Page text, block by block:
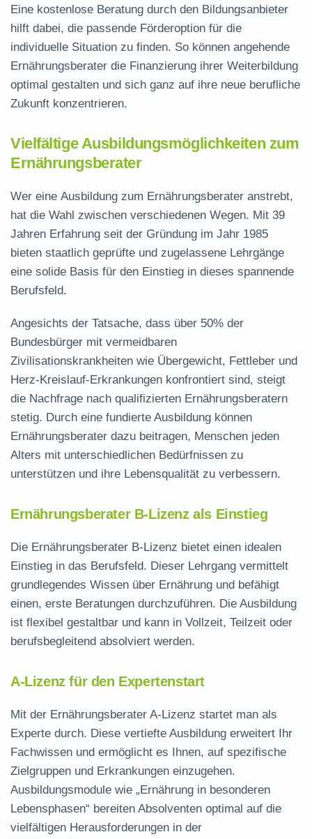
Eine kostenlose Beratung durch den Bildungsanbieter
hilft dabei, die passende Förderoption für die
individuelle Situation zu finden. So können angehende
Ernährungsberater die Finanzierung ihrer Weiterbildung
optimal gestalten und sich ganz auf ihre neue berufliche
Zukunft konzentrieren.
Vielfältige Ausbildungsmöglichkeiten zum
Ernährungsberater
Wer eine Ausbildung zum Ernährungsberater anstrebt,
hat die Wahl zwischen verschiedenen Wegen. Mit 39
Jahren Erfahrung seit der Gründung im Jahr 1985
bieten staatlich geprüfte und zugelassene Lehrgänge
eine solide Basis für den Einstieg in dieses spannende
Berufsfeld.
Angesichts der Tatsache, dass über 50% der
Bundesbürger mit vermeidbaren
Zivilisationskrankheiten wie Übergewicht, Fettleber und
Herz-Kreislauf-Erkrankungen konfrontiert sind, steigt
die Nachfrage nach qualifizierten Ernährungsberatern
stetig. Durch eine fundierte Ausbildung können
Ernährungsberater dazu beitragen, Menschen jeden
Alters mit unterschiedlichen Bedürfnissen zu
unterstützen und ihre Lebensqualität zu verbessern.
Ernährungsberater B-Lizenz als Einstieg
Die Ernährungsberater B-Lizenz bietet einen idealen
Einstieg in das Berufsfeld. Dieser Lehrgang vermittelt
grundlegendes Wissen über Ernährung und befähigt
einen, erste Beratungen durchzuführen. Die Ausbildung
ist flexibel gestaltbar und kann in Vollzeit, Teilzeit oder
berufsbegleitend absolviert werden.
A-Lizenz für den Expertenstart
Mit der Ernährungsberater A-Lizenz startet man als
Experte durch. Diese vertiefte Ausbildung erweitert Ihr
Fachwissen und ermöglicht es Ihnen, auf spezifische
Zielgruppen und Erkrankungen einzugehen.
Ausbildungsmodule wie „Ernährung in besonderen
Lebensphasen“ bereiten Absolventen optimal auf die
vielfältigen Herausforderungen in der